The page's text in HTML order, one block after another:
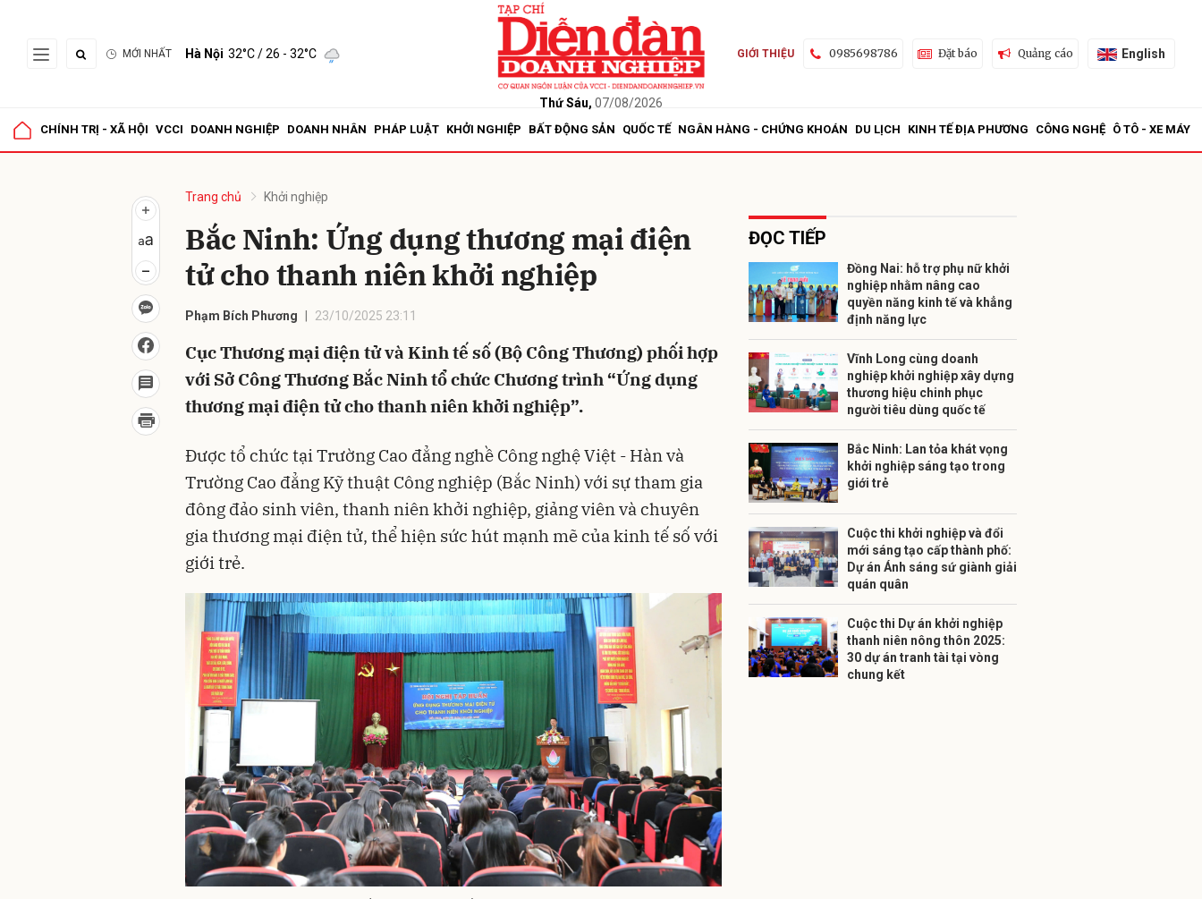
MỚI NHẤT Hà Nội 32°C/ 26 - 32°C
Thứ Sáu, 07/08/2026
GIỚI THIỆU 0985698786 Đặt báo Quảng cáo English
CHÍNH TRỊ - XÃ HỘI VCCI DOANH NGHIỆP DOANH NHÂN PHÁP LUẬT KHỞI NGHIỆP BẤT ĐỘNG SẢN QUỐC TẾ NGÂN HÀNG - CHỨNG KHOÁN DU LỊCH KINH TẾ ĐỊA PHƯƠNG CÔNG NGHỆ Ô TÔ - XE MÁY
Trang chủ Khởi nghiệp
Bắc Ninh: Ứng dụng thương mại điện
tử cho thanh niên khởi nghiệp
Phạm Bích Phương 23/10/2025 23:11
Cục Thương mại điện tử và Kinh tế số (Bộ Công Thương) phối hợp
với Sở Công Thương Bắc Ninh tổ chức Chương trình “Ứng dụng
thương mại điện tử cho thanh niên khởi nghiệp”.
Được tổ chức tại Trường Cao đẳng nghề Công nghệ Việt - Hàn và
Trường Cao đẳng Kỹ thuật Công nghiệp (Bắc Ninh) với sự tham gia
đông đảo sinh viên, thanh niên khởi nghiệp, giảng viên và chuyên
gia thương mại điện tử, thể hiện sức hút mạnh mẽ của kinh tế số với
giới trẻ.
ĐỌC TIẾP
Đồng Nai: hỗ trợ phụ nữ khởi
nghiệp nhằm nâng cao
quyền năng kinh tế và khẳng
định năng lực
Vĩnh Long cùng doanh
nghiệp khởi nghiệp xây dựng
thương hiệu chinh phục
người tiêu dùng quốc tế
Bắc Ninh: Lan tỏa khát vọng
khởi nghiệp sáng tạo trong
giới trẻ
Cuộc thi khởi nghiệp và đổi
mới sáng tạo cấp thành phố:
Dự án Ánh sáng sứ giành giải
quán quân
Cuộc thi Dự án khởi nghiệp
thanh niên nông thôn 2025:
30 dự án tranh tài tại vòng
chung kết
Gửi